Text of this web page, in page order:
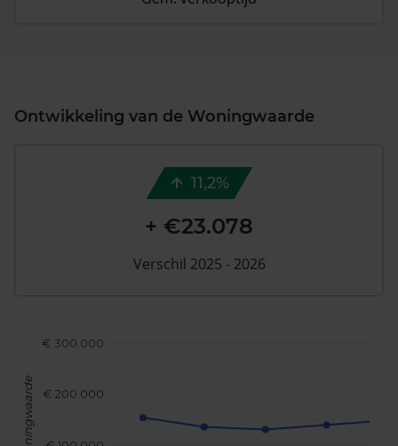
Ontwikkeling van de Woningwaarde
€ 200.000
€ 300.000
Woningwaarde
11,2%
+ €23.078
Verschil 2025 - 2026